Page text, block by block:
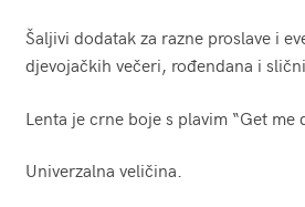
Šaljivi dodatak za razne proslave i
djevojačkih večeri, rođendana i
Lenta je crne boje s plavim “Get me
Univerzalna veličina.